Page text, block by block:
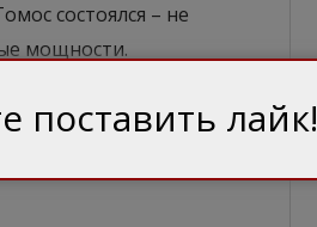
состоялся – не
мощности.
структуры она также
государственной власти.
автокефальной
поставить лайк!